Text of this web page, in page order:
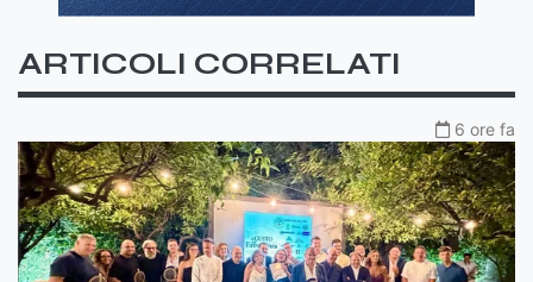
ARTICOLI CORRELATI
6 ore fa